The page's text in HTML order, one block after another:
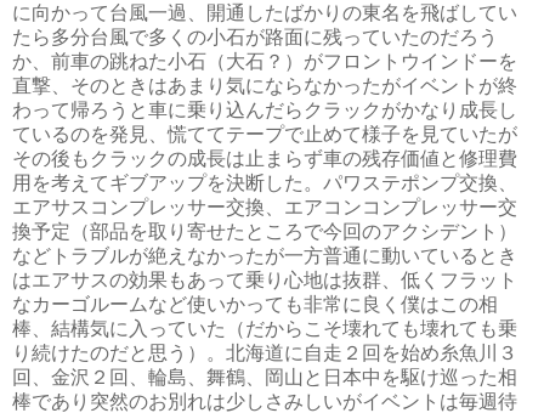
に向かって台風一過、開通したばかりの東名を飛ばしてい
たら多分台風で多くの小石が路面に残っていたのだろう
か、前車の跳ねた小石（大石？）がフロントウインドーを
直撃、そのときはあまり気にならなかったがイベントが終
わって帰ろうと車に乗り込んだらクラックがかなり成長し
ているのを発見、慌ててテープで止めて様子を見ていたが
その後もクラックの成長は止まらず車の残存価値と修理費
用を考えてギブアップを決断した。パワステポンプ交換、
エアサスコンプレッサー交換、エアコンコンプレッサー交
換予定（部品を取り寄せたところで今回のアクシデント）
などトラブルが絶えなかったが一方普通に動いているとき
はエアサスの効果もあって乗り心地は抜群、低くフラット
なカーゴルームなど使いかっても非常に良く僕はこの相
棒、結構気に入っていた（だからこそ壊れても壊れても乗
り続けたのだと思う）。北海道に自走２回を始め糸魚川３
回、金沢２回、輪島、舞鶴、岡山と日本中を駆け巡った相
棒であり突然のお別れは少しさみしいがイベントは毎週待